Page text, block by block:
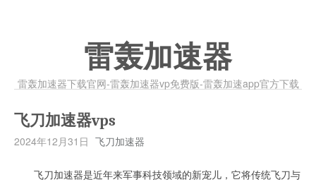
雷轰加速器
雷轰加速器下载官网-雷轰加速器vp免费版-雷轰加速app官方下载
飞刀加速器vps
2024年12月31日 飞刀加速器
飞刀加速器是近年来军事科技领域的新宠儿，它将传统飞刀与